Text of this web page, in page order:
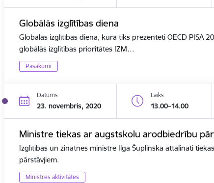
Globālās izglītības diena
Globālās izglītības diena, kurā tiks prezentēti OECD PISA
globālās izglītības prioritātes IZM…
Pasākumi
Datums
23. novembris, 2020
Laiks
13.00–14.00
Ministre tiekas ar augstskolu arodbiedrību
Izglītības un zinātnes ministre Ilga Šuplinska attālināti
pārstāvjiem.
Ministres aktivitātes